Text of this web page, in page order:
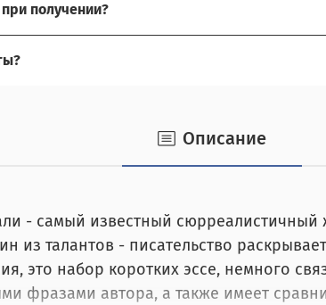
Описание
- самый известный
из талантов - писательство
это набор коротких эссе, немного
фразами автора, а также имеет